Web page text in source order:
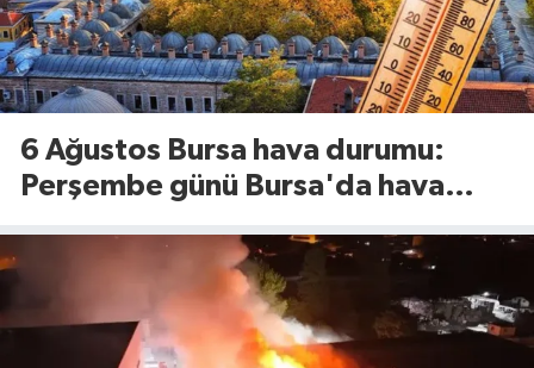
6 Ağustos Bursa hava durumu:
Perşembe günü Bursa'da hava